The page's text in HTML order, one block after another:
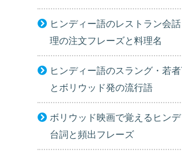
ヒンディー語のレストラン会
理の注文フレーズと料理名
ヒンディー語のスラング・若
とボリウッド発の流行語
ボリウッド映画で覚えるヒン
台詞と頻出フレーズ